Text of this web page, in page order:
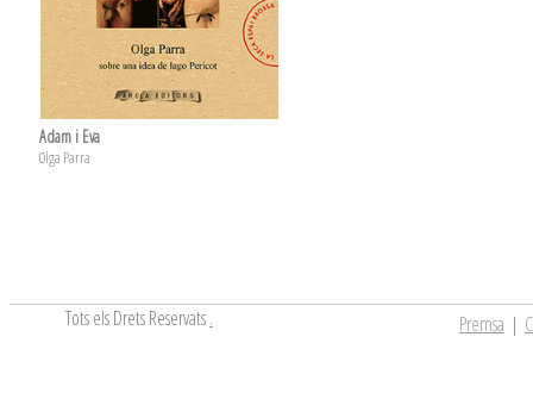
Adam i Eva
Olga Parra
Tots els Drets Reservats. Premsa |